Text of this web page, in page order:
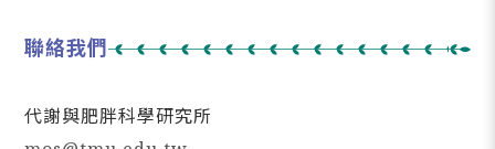
聯絡我們
代謝與肥胖科學研究所